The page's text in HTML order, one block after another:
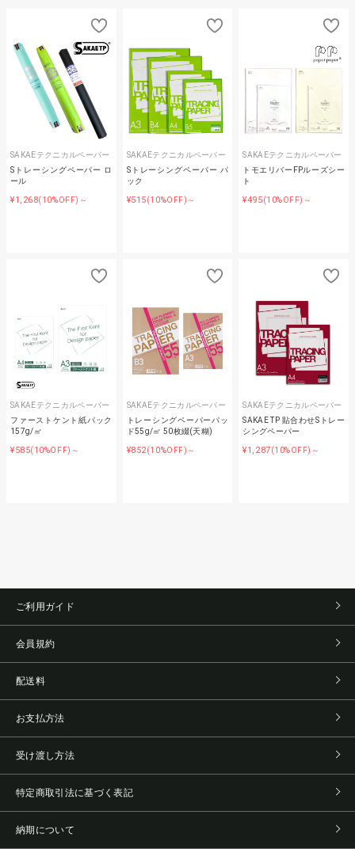
SAKAEテクニカルペーパー
Sトレーシングペーパー ロ
ール
¥1,268(10%OFF)～
SAKAEテクニカルペーパー
Sトレーシングペーパー パ
ック
¥515(10%OFF)～
SAKAEテクニカルペーパー
トモエリバーFPルーズシー
ト
¥495(10%OFF)～
SAKAEテクニカルペーパー
ファーストケント紙パック
157g/㎡
¥585(10%OFF)～
SAKAEテクニカルペーパー
トレーシングペーパーパッ
ド55g/㎡ 50枚綴(天糊)
¥852(10%OFF)～
SAKAEテクニカルペーパー
SAKAE TP 貼合わせSトレー
シングペーパー
¥1,287(10%OFF)～
ご利用ガイド
会員規約
配送料
お支払方法
受け渡し方法
特定商取引法に基づく表記
納期について